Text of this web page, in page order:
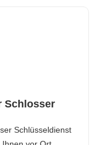
Schlosser
Schlüsseldienst